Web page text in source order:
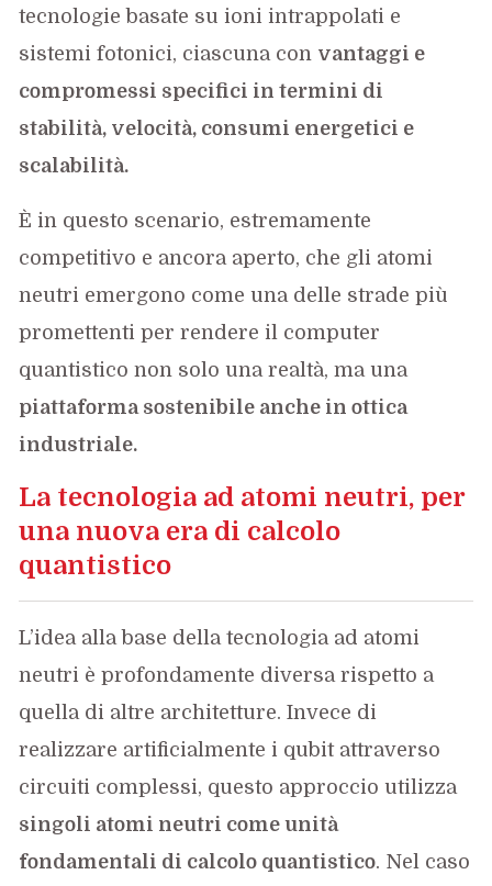
tecnologie basate su ioni intrappolati e
sistemi fotonici, ciascuna con vantaggi e
compromessi specifici in termini di
stabilità, velocità, consumi energetici e
scalabilità.
È in questo scenario, estremamente
competitivo e ancora aperto, che gli atomi
neutri emergono come una delle strade più
promettenti per rendere il computer
quantistico non solo una realtà, ma una
piattaforma sostenibile anche in ottica
industriale.
La tecnologia ad atomi neutri, per
una nuova era di calcolo
quantistico
L’idea alla base della tecnologia ad atomi
neutri è profondamente diversa rispetto a
quella di altre architetture. Invece di
realizzare artificialmente i qubit attraverso
circuiti complessi, questo approccio utilizza
singoli atomi neutri come unità
fondamentali di calcolo quantistico. Nel caso